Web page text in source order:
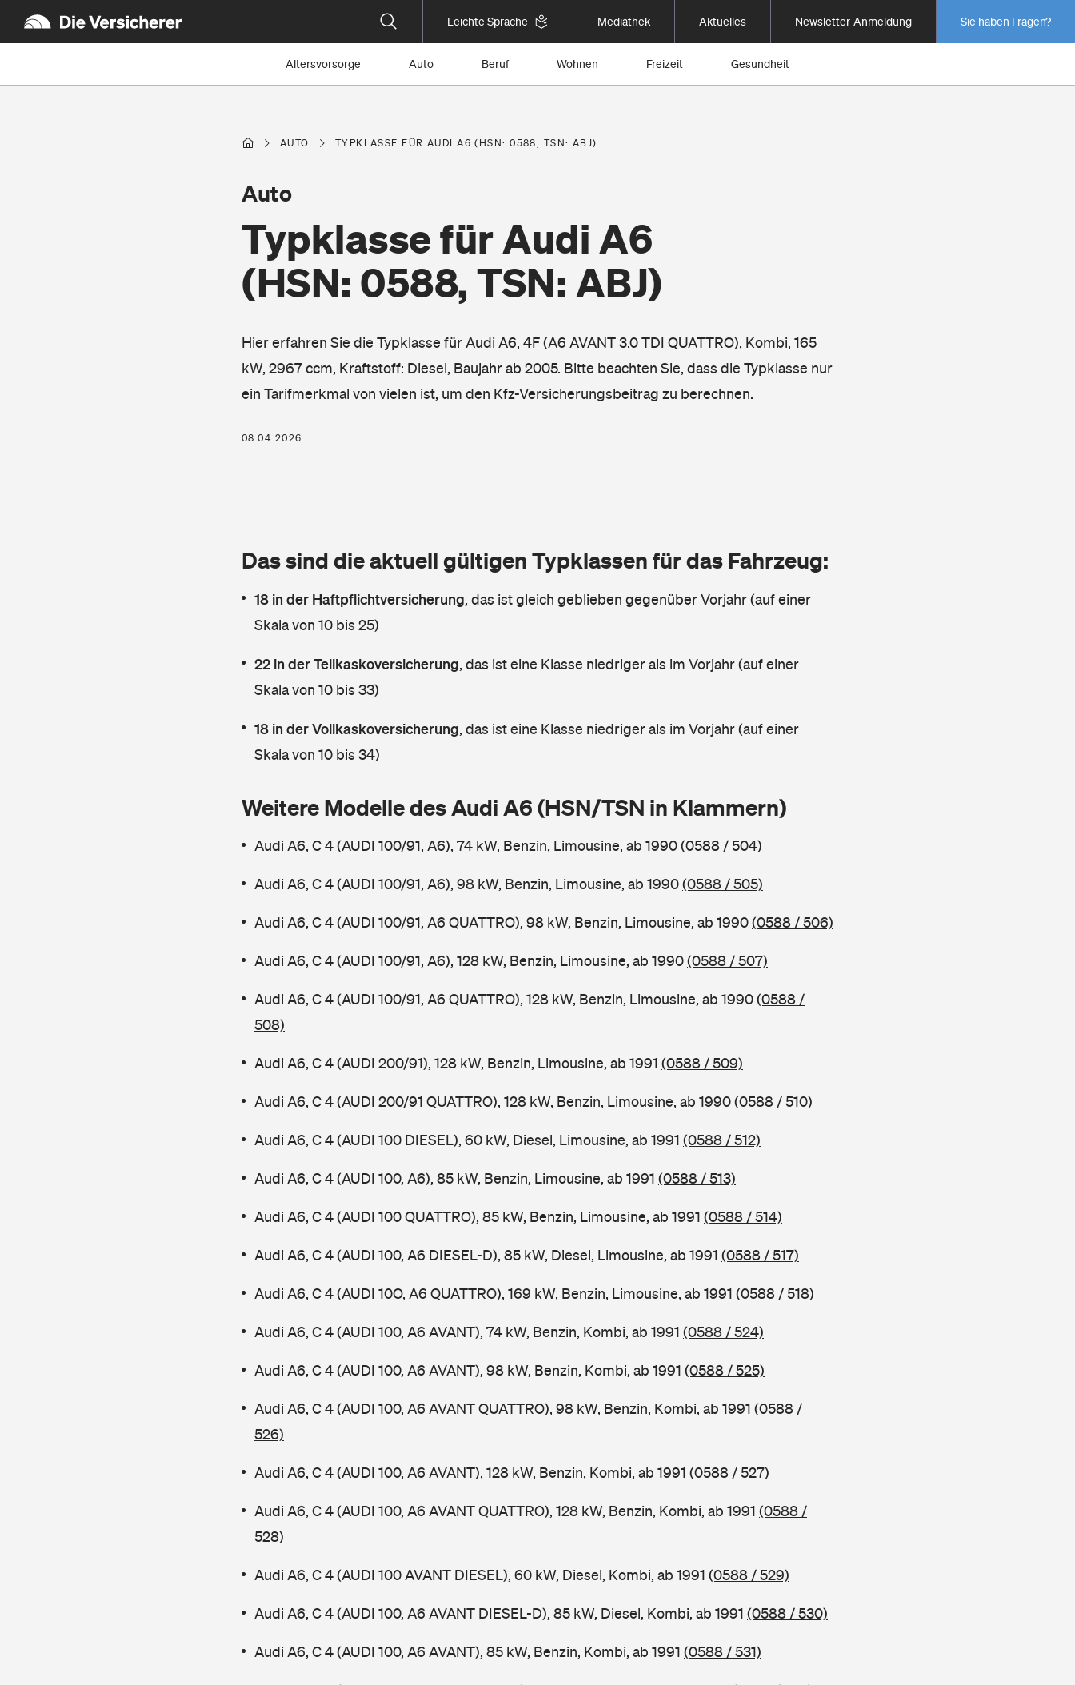
Leichte Sprache Mediathek Aktuelles Newsletter-Anmeldung Sie haben Fragen?
Altersvorsorge Auto Beruf Wohnen Freizeit Gesundheit
AUTO TYPKLASSE FÜR AUDI A6 (HSN: 0588, TSN: ABJ)
Typklasse für Audi A6
(HSN: 0588, TSN: ABJ)
Auto
Hier erfahren Sie die Typklasse für Audi A6, 4F (A6 AVANT 3.0 TDI QUATTRO), Kombi, 165
kW, 2967 ccm, Kraftstoff: Diesel, Baujahr ab 2005. Bitte beachten Sie, dass die Typklasse nur
ein Tarifmerkmal von vielen ist, um den Kfz-Versicherungsbeitrag zu berechnen.
08.04.2026
Das sind die aktuell gültigen Typklassen für das Fahrzeug:
18 in der Haftpflichtversicherung, das ist gleich geblieben gegenüber Vorjahr (auf einer
Skala von 10 bis 25)
22 in der Teilkaskoversicherung, das ist eine Klasse niedriger als im Vorjahr (auf einer
Skala von 10 bis 33)
18 in der Vollkaskoversicherung, das ist eine Klasse niedriger als im Vorjahr (auf einer
Skala von 10 bis 34)
Weitere Modelle des Audi A6 (HSN/TSN in Klammern)
Audi A6, C 4 (AUDI 100/91, A6), 74 kW, Benzin, Limousine, ab 1990(0588 / 504)
Audi A6, C 4 (AUDI 100/91, A6), 98 kW, Benzin, Limousine, ab 1990(0588 / 505)
Audi A6, C 4 (AUDI 100/91, A6 QUATTRO), 98 kW, Benzin, Limousine, ab 1990(0588 / 506)
Audi A6, C 4 (AUDI 100/91, A6), 128 kW, Benzin, Limousine, ab 1990(0588 / 507)
Audi A6, C 4 (AUDI 100/91, A6 QUATTRO), 128 kW, Benzin, Limousine, ab 1990(0588 /
508)
Audi A6, C 4 (AUDI 200/91), 128 kW, Benzin, Limousine, ab 1991 (0588 / 509)
Audi A6, C 4 (AUDI 200/91 QUATTRO), 128 kW, Benzin, Limousine, ab 1990(0588 / 510)
Audi A6, C 4 (AUDI 100 DIESEL), 60 kW, Diesel, Limousine, ab 1991 (0588 / 512)
Audi A6, C 4 (AUDI 100, A6), 85 kW, Benzin, Limousine, ab 1991 (0588 / 513)
Audi A6, C 4 (AUDI 100 QUATTRO), 85 kW, Benzin, Limousine, ab 1991 (0588 / 514)
Audi A6, C 4 (AUDI 100, A6 DIESEL-D), 85 kW, Diesel, Limousine, ab 1991 (0588 / 517)
Audi A6, C 4 (AUDI 10O, A6 QUATTRO), 169 kW, Benzin, Limousine, ab 1991 (0588 / 518)
Audi A6, C 4 (AUDI 100, A6 AVANT), 74 kW, Benzin, Kombi, ab 1991 (0588 / 524)
Audi A6, C 4 (AUDI 100, A6 AVANT), 98 kW, Benzin, Kombi, ab 1991 (0588 / 525)
Audi A6, C 4 (AUDI 100, A6 AVANT QUATTRO), 98 kW, Benzin, Kombi, ab 1991 (0588 /
526)
Audi A6, C 4 (AUDI 100, A6 AVANT), 128 kW, Benzin, Kombi, ab 1991 (0588 / 527)
Audi A6, C 4 (AUDI 100, A6 AVANT QUATTRO), 128 kW, Benzin, Kombi, ab 1991 (0588 /
528)
Audi A6, C 4 (AUDI 100 AVANT DIESEL), 60 kW, Diesel, Kombi, ab 1991 (0588 / 529)
Audi A6, C 4 (AUDI 100, A6 AVANT DIESEL-D), 85 kW, Diesel, Kombi, ab 1991 (0588 / 530)
Audi A6, C 4 (AUDI 100, A6 AVANT), 85 kW, Benzin, Kombi, ab 1991 (0588 / 531)